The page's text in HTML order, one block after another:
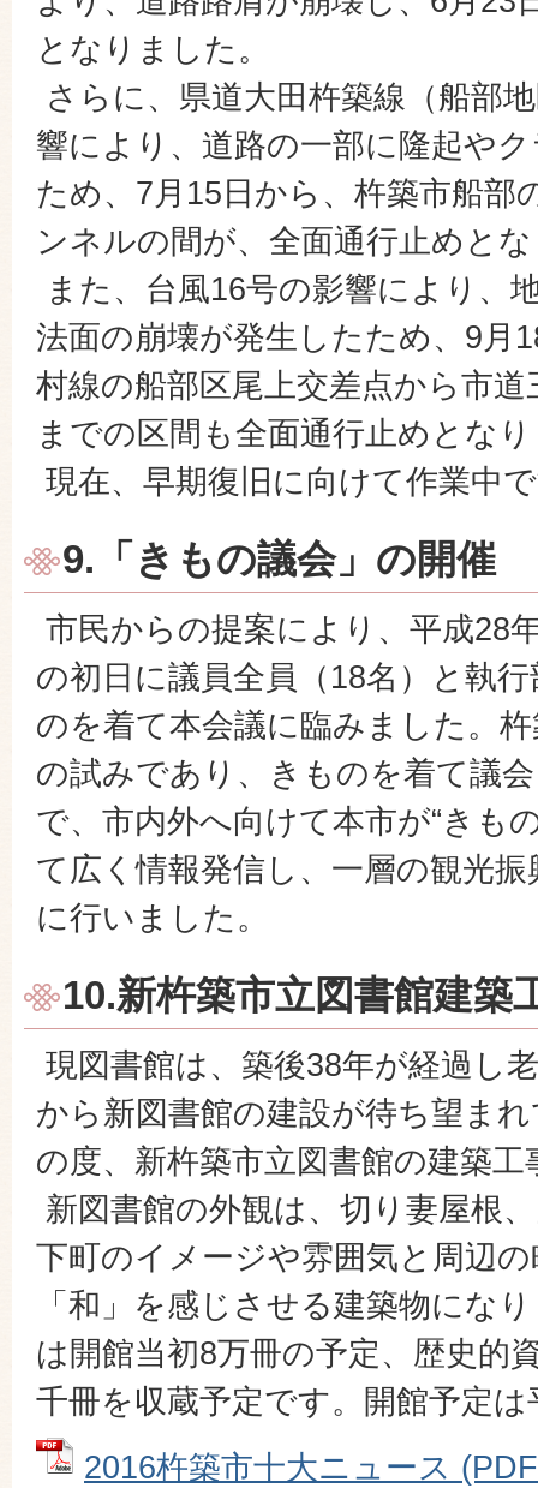
となりました。
さらに、県道大田杵築線（船部
響により、道路の一部に隆起や
ため、7月15日から、杵築市船部
ンネルの間が、全面通行止めと
また、台風16号の影響により、
法面の崩壊が発生したため、9月
村線の船部区尾上交差点から市
までの区間も全面通行止めとな
現在、早期復旧に向けて作業中
9.「きもの議会」の開催
市民からの提案により、平成28
の初日に議員全員（18名）と執
のを着て本会議に臨みました。
の試みであり、きものを着て議
で、市内外へ向けて本市が“きも
て広く情報発信し、一層の観光
に行いました。
10.新杵築市立図書館建築
現図書館は、築後38年が経過し
から新図書館の建設が待ち望ま
の度、新杵築市立図書館の建築
新図書館の外観は、切り妻屋根
下町のイメージや雰囲気と周辺
「和」を感じさせる建築物にな
は開館当初8万冊の予定、歴史的
千冊を収蔵予定です。開館予定
2016杵築市十大ニュース